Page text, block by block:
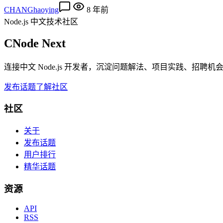
CHANGhaoying
8 年前
Node.js 中文技术社区
CNode Next
连接中文 Node.js 开发者，沉淀问题解法、项目实践、招聘机会
发布话题了解社区
社区
关于
发布话题
用户排行
精华话题
资源
API
RSS